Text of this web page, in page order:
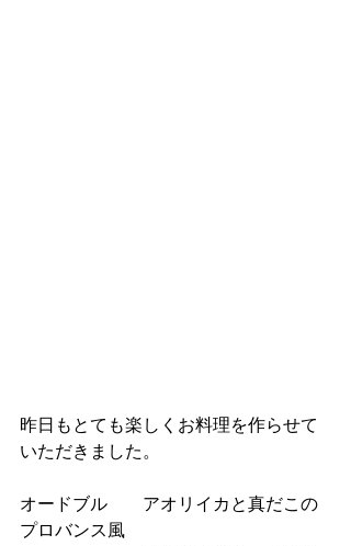
昨日もとても楽しくお料理を作らせて
いただきました。
オードブル　　アオリイカと真だこの
プロバンス風